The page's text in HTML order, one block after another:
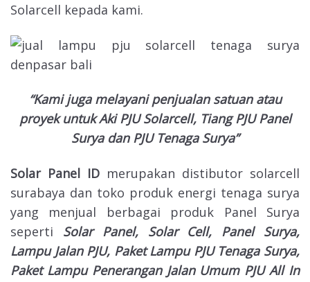
Solarcell kepada kami.
“Kami juga melayani penjualan satuan atau
proyek untuk Aki PJU Solarcell, Tiang PJU Panel
Surya dan PJU Tenaga Surya”
Solar Panel ID merupakan distibutor solarcell
surabaya dan toko produk energi tenaga surya
yang menjual berbagai produk Panel Surya
seperti Solar Panel, Solar Cell, Panel Surya,
Lampu Jalan PJU, Paket Lampu PJU Tenaga Surya,
Paket Lampu Penerangan Jalan Umum PJU All In